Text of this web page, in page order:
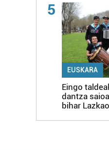
5
EUSKARA
Eingo
dantza
bihar